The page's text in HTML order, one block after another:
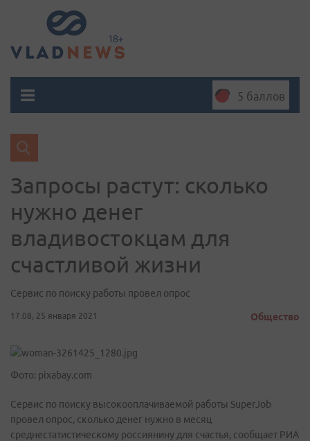
5 баллов
Запросы растут: сколько
нужно денег
владивостокцам для
счастливой жизни
Сервис по поиску работы провел опрос
17:08, 25 января 2021 Общество
Фото: pixabay.com
Сервис по поиску высокооплачиваемой работы SuperJob
провел опрос, сколько денег нужно в месяц
среднестатистическому россиянину для счастья, сообщает РИА